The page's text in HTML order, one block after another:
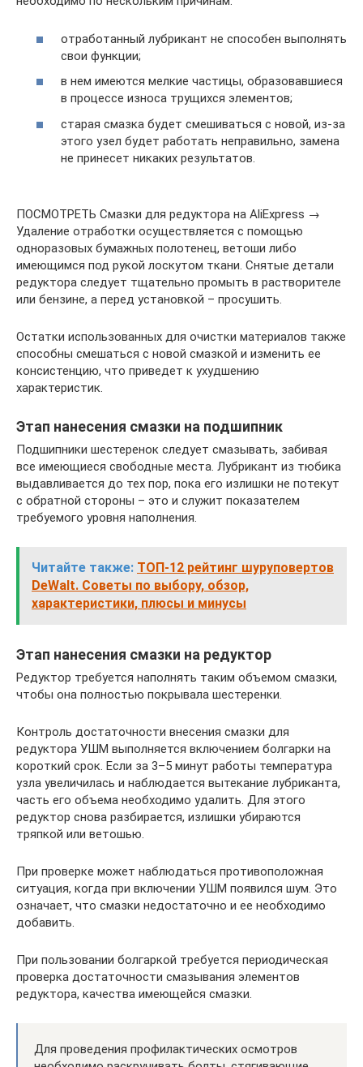
отработанный лубрикант не способен выполнять
свои функции;
в нем имеются мелкие частицы, образовавшиеся
в процессе износа трущихся элементов;
старая смазка будет смешиваться с новой, из-за
этого узел будет работать неправильно, замена
не принесет никаких результатов.
ПОСМОТРЕТЬ Смазки для редуктора на AliExpress →
Удаление отработки осуществляется с помощью
одноразовых бумажных полотенец, ветоши либо
имеющимся под рукой лоскутом ткани. Снятые детали
редуктора следует тщательно промыть в растворителе
или бензине, а перед установкой – просушить.
Остатки использованных для очистки материалов также
способны смешаться с новой смазкой и изменить ее
консистенцию, что приведет к ухудшению
характеристик.
Этап нанесения смазки на подшипник
Подшипники шестеренок следует смазывать, забивая
все имеющиеся свободные места. Лубрикант из тюбика
выдавливается до тех пор, пока его излишки не потекут
с обратной стороны – это и служит показателем
требуемого уровня наполнения.
Читайте также: ТОП-12 рейтинг шуруповертов
DeWalt. Советы по выбору, обзор,
характеристики, плюсы и минусы
Этап нанесения смазки на редуктор
Редуктор требуется наполнять таким объемом смазки,
чтобы она полностью покрывала шестеренки.
Контроль достаточности внесения смазки для
редуктора УШМ выполняется включением болгарки на
короткий срок. Если за 3–5 минут работы температура
узла увеличилась и наблюдается вытекание лубриканта,
часть его объема необходимо удалить. Для этого
редуктор снова разбирается, излишки убираются
тряпкой или ветошью.
При проверке может наблюдаться противоположная
ситуация, когда при включении УШМ появился шум. Это
означает, что смазки недостаточно и ее необходимо
добавить.
При пользовании болгаркой требуется периодическая
проверка достаточности смазывания элементов
редуктора, качества имеющейся смазки.
Для проведения профилактических осмотров